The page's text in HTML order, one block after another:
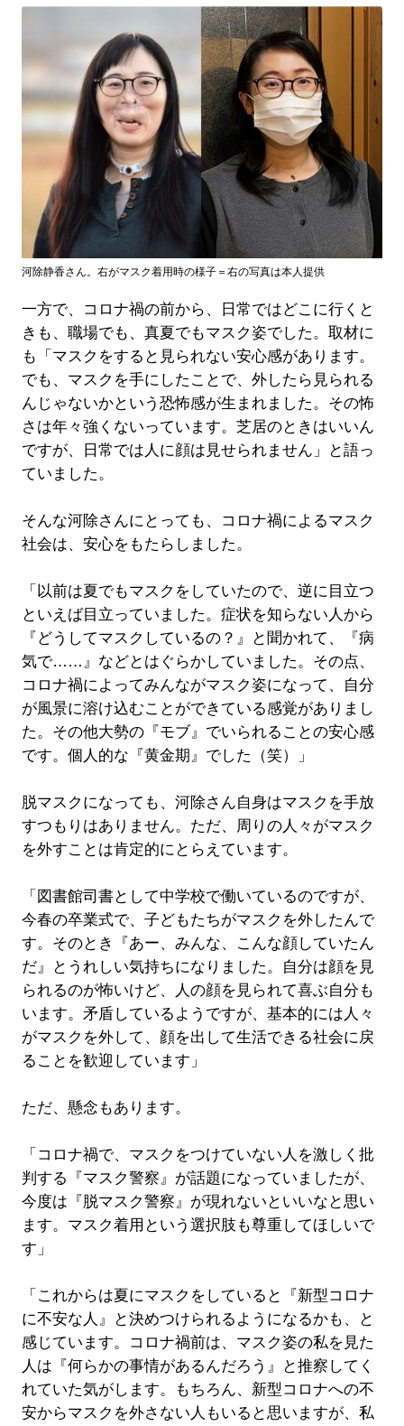
河除静香さん。右がマスク着用時の様子＝右の写真は本人提供
一方で、コロナ禍の前から、日常ではどこに行くと
きも、職場でも、真夏でもマスク姿でした。取材に
も「マスクをすると見られない安心感があります。
でも、マスクを手にしたことで、外したら見られる
んじゃないかという恐怖感が生まれました。その怖
さは年々強くないっています。芝居のときはいいん
ですが、日常では人に顔は見せられません」と語っ
ていました。
そんな河除さんにとっても、コロナ禍によるマスク
社会は、安心をもたらしました。
「以前は夏でもマスクをしていたので、逆に目立つ
といえば目立っていました。症状を知らない人から
『どうしてマスクしているの？』と聞かれて、『病
気で……』などとはぐらかしていました。その点、
コロナ禍によってみんながマスク姿になって、自分
が風景に溶け込むことができている感覚がありまし
た。その他大勢の『モブ』でいられることの安心感
です。個人的な『黄金期』でした（笑）」
脱マスクになっても、河除さん自身はマスクを手放
すつもりはありません。ただ、周りの人々がマスク
を外すことは肯定的にとらえています。
「図書館司書として中学校で働いているのですが、
今春の卒業式で、子どもたちがマスクを外したんで
す。そのとき『あー、みんな、こんな顔していたん
だ』とうれしい気持ちになりました。自分は顔を見
られるのが怖いけど、人の顔を見られて喜ぶ自分も
います。矛盾しているようですが、基本的には人々
がマスクを外して、顔を出して生活できる社会に戻
ることを歓迎しています」
ただ、懸念もあります。
「コロナ禍で、マスクをつけていない人を激しく批
判する『マスク警察』が話題になっていましたが、
今度は『脱マスク警察』が現れないといいなと思い
ます。マスク着用という選択肢も尊重してほしいで
す」
「これからは夏にマスクをしていると『新型コロナ
に不安な人』と決めつけられるようになるかも、と
感じています。コロナ禍前は、マスク姿の私を見た
人は『何らかの事情があるんだろう』と推察してく
れていた気がします。もちろん、新型コロナへの不
安からマスクを外さない人もいると思いますが、私